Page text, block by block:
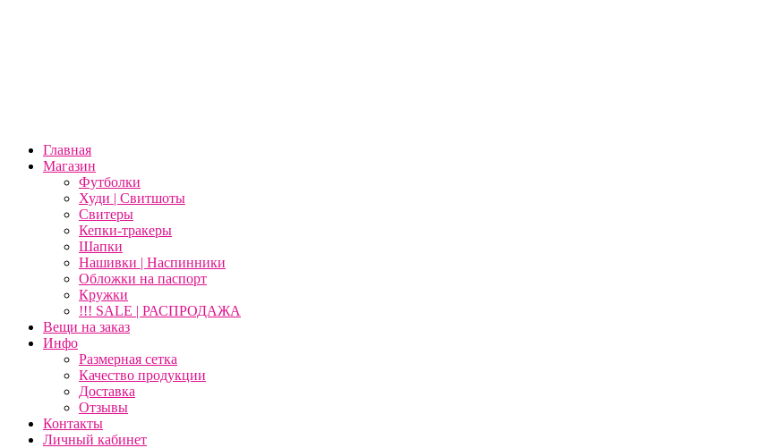
Главная
Магазин
Футболки
Худи | Свитшоты
Свитеры
Кепки-тракеры
Шапки
Нашивки | Наспинники
Обложки на паспорт
Кружки
!!! SALE | РАСПРОДАЖА
Вещи на заказ
Инфо
Размерная сетка
Качество продукции
Доставка
Отзывы
Контакты
Личный кабинет